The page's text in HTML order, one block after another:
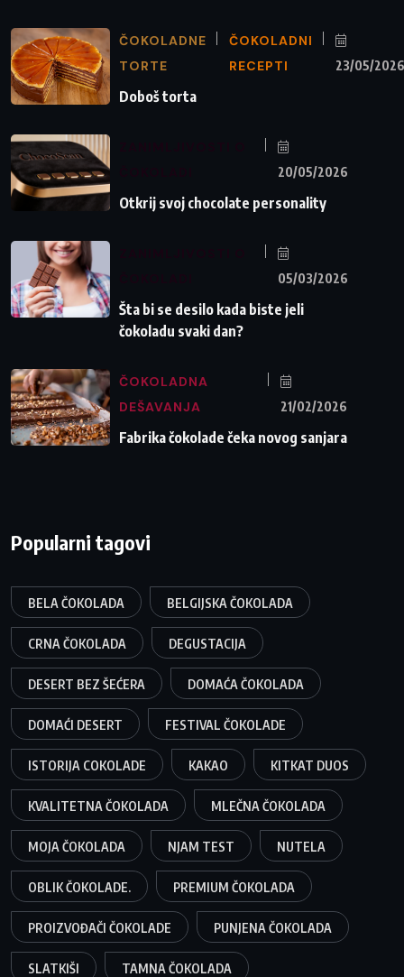
ČOKOLADNE
TORTE
ČOKOLADNI
RECEPTI
23/05/2026
Doboš torta
20/05/2026
Otkrij svoj chocolate personality
05/03/2026
Šta bi se desilo kada biste jeli
čokoladu svaki dan?
ČOKOLADNA
DEŠAVANJA
21/02/2026
Fabrika čokolade čeka novog sanjara
Popularni tagovi
BELA ČOKOLADA BELGIJSKA ČOKOLADA
CRNA ČOKOLADA DEGUSTACIJA
DESERT BEZ ŠEĆERA DOMAĆA ČOKOLADA
DOMAĆI DESERT FESTIVAL ČOKOLADE
ISTORIJA COKOLADE KAKAO KITKAT DUOS
KVALITETNA ČOKOLADA MLEČNA ČOKOLADA
MOJA ČOKOLADA NJAM TEST NUTELA
OBLIK ČOKOLADE. PREMIUM ČOKOLADA
PROIZVOĐAČI ČOKOLADE PUNJENA ČOKOLADA
SLATKIŠI TAMNA ČOKOLADA